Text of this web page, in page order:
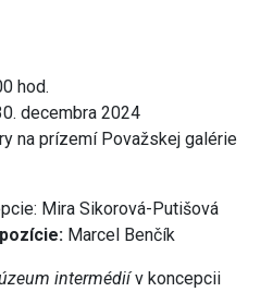
hod.
decembra 2024
na prízemí Považskej galérie
Mira Sikorová-Putišová
Marcel Benčík
intermédiív koncepcii